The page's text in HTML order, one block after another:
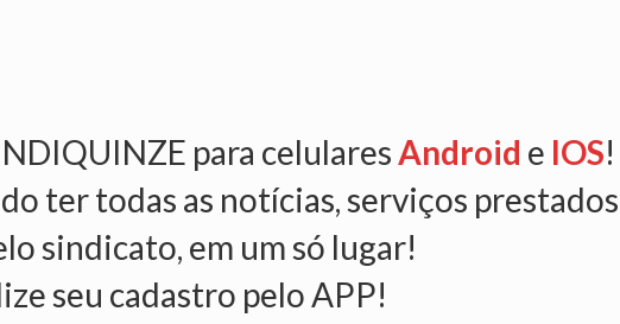
para celularesAndroid e IOS!
ter todas as notícias, serviços prestados
sindicato, em um só lugar!
seu cadastro pelo APP!